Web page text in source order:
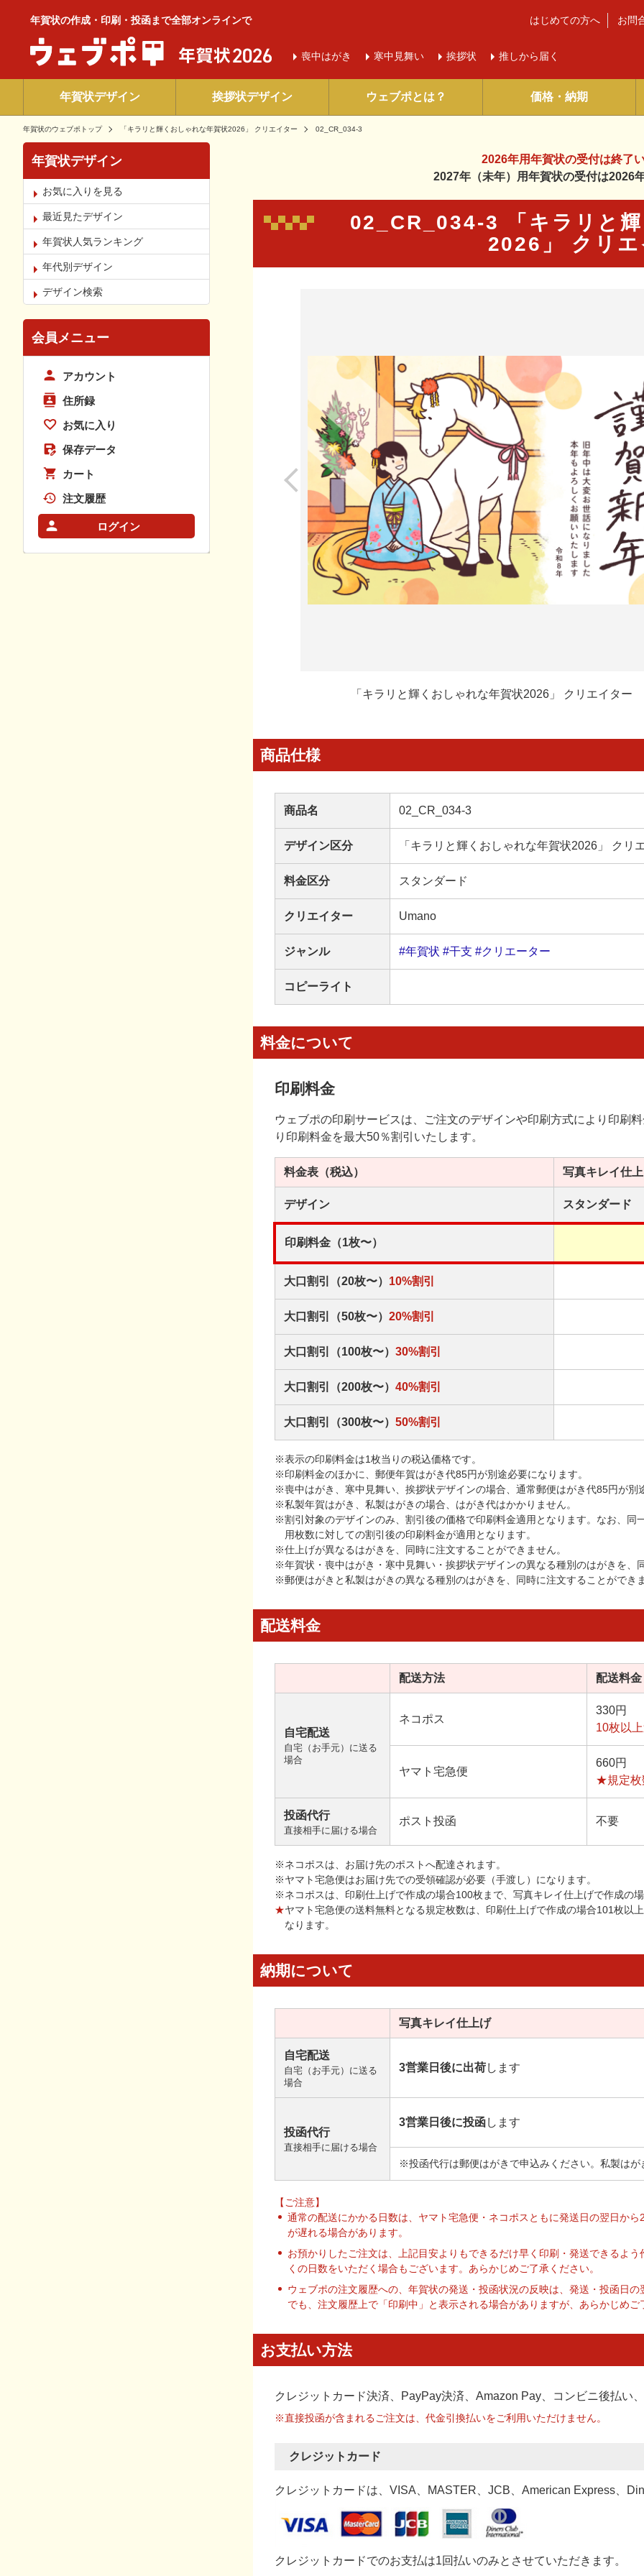
年賀状の作成・印刷・投函まで全部オンラインで
喪中はがき 寒中 見舞い 挨拶状 推しから届く
はじめての方へ お問
年賀状デザイン 挨拶状デザイン ウェブポとは？ 価格・納期
年賀状のウェブポトップ 「キラリと輝くおしゃれな年賀状2026」 クリエイター 02_CR_034-3
2026年用年賀状の受付は終了
2027年（未年）用年賀状の受付は2026
02_CR_034-3 「キラリと
2026」 クリ
「キラリと輝くおしゃれな年賀状2026」 クリエイター
商品仕様
商品名 02_CR_034-3
デザイン区分 「キラリと輝くおしゃれな年賀状2026」 クリ
料金区分 スタンダード
クリエイター Umano
ジャンル #年賀状 #干支 #クリエーター
コピーライト
料金について
印刷料金
ウェブポの印刷サービスは、ご注文のデザインや印刷方式により印刷
り印刷料金を最大50％割引いたします。
料金表 （税込） 写真キレイ仕
デザイン スタンダード
印刷料金（1枚〜）
大口割引（20枚〜） 10%割引
大口割引（50枚〜） 20%割引
大口割引（100枚〜） 30%割引
大口割引（200枚〜） 40%割引
大口割引（300枚〜） 50%割引
※表示の印刷料金は1枚当りの税込価格です。
※印刷料金のほかに、郵便年賀はがき代85円が別途必要になります。
※喪中はがき、寒中見舞い、挨拶状デザインの場合、通常郵便はがき代85円が別
※私製年賀はがき、私製はがきの場合、はがき代はかかりません。
※割引対象のデザインのみ、割引後の価格で印刷料金適用となります。なお、
用枚数に対しての割引後の印刷料金が適用となります。
※仕上げが異なるはがきを、同時に注文することができません。
※年賀状・喪中はがき・寒中見舞い・挨拶状デザインの異なる種別のはがきを、
※郵便はがきと私製はがきの異なる種別のはがきを、同時に注文することができ
配送料金
配送方法 配送料金
自宅配送
自宅（お手元）に送る
場合
ネコポス
330円
10枚以
ヤマト宅急便
660円
★規定枚
投函代行
直接相手に届ける場合
ポスト投函 不要
※ネコポスは、お届け先のポストへ配達されます。
※ヤマト宅急便はお届け先での受領確認が必要（手渡し）になります。
※ネコポスは、印刷仕上げで作成の場合100枚まで、写真キレイ仕上げで作成の
★ヤマト宅急便の送料無料となる規定枚数は、印刷仕上げで作成の場合101枚以
なります。
納期について
写真キレイ仕上げ
自宅配送
自宅（お手元）に送る
場合
3営業日後に出荷します
投函代行
直接相手に届ける場合
3営業日後に投函します
※投函代行は郵便はがきで申込みください。私製は
【ご注意】
通常の配送にかかる日数は、ヤマト宅急便・ネコポスともに発送日の翌日か
が遅れる場合があります。
お預かりしたご注文は、上記目安よりもできるだけ早く印刷・発送できるよ
くの日数をいただく場合もございます。あらかじめご了承ください。
ウェブポの注文履歴への、年賀状の発送・投函状況の反映は、発送・投函日
でも、注文履歴上で「印刷中」と表示される場合がありますが、あらかじめご
お支払い方法
クレジットカード決済、PayPay決済 、Amazon Pay、コンビニ後払い
※直接投函が含まれるご注文は、代金引換払いをご利用いただけません。
クレジットカード
クレジットカードは、VISA、MASTER、JCB、American Express、
クレジットカードでのお支払は1回払いのみとさせていただきます。
年賀状デザイン
お気に入りを見る
最近見たデザイン
年賀状人気ランキング
年代別デザイン
デザイン検索
会員メニュー
アカウント
住所録
お気に入り
保存データ
カート
注文履歴
ログイン